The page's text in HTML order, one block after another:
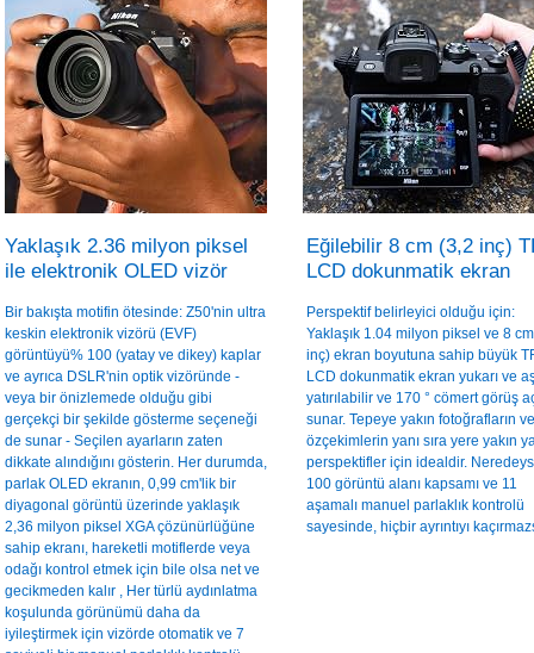
Yaklaşık 2.36 milyon piksel
ile elektronik OLED vizör
Bir bakışta motifin ötesinde: Z50'nin ultra
keskin elektronik vizörü (EVF)
görüntüyü% 100 (yatay ve dikey) kaplar
ve ayrıca DSLR'nin optik vizöründe -
veya bir önizlemede olduğu gibi
gerçekçi bir şekilde gösterme seçeneği
de sunar - Seçilen ayarların zaten
dikkate alındığını gösterin. Her durumda,
parlak OLED ekranın, 0,99 cm'lik bir
diyagonal görüntü üzerinde yaklaşık
2,36 milyon piksel XGA çözünürlüğüne
sahip ekranı, hareketli motiflerde veya
odağı kontrol etmek için bile olsa net ve
gecikmeden kalır , Her türlü aydınlatma
koşulunda görünümü daha da
iyileştirmek için vizörde otomatik ve 7
Eğilebilir 8 cm (3,2 inç)
LCD dokunmatik ekran
Perspektif belirleyici olduğu için:
Yaklaşık 1.04 milyon piksel ve 8
inç) ekran boyutuna sahip büyük
LCD dokunmatik ekran yukarı ve
yatırılabilir ve 170 ° cömert görüş
sunar. Tepeye yakın fotoğrafların
özçekimlerin yanı sıra yere yakın
perspektifler için idealdir.
100 görüntü alanı kapsamı ve 11
aşamalı manuel parlaklık kontrolü
sayesinde, hiçbir ayrıntıyı